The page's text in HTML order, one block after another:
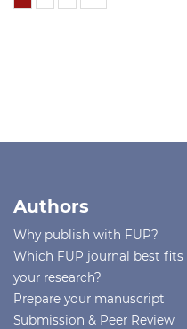
Authors
Why publish with FUP?
Which FUP journal best fits
your research?
Prepare your manuscript
Submission & Peer Review